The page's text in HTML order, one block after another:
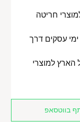
חריטה
משלוח בדואר רשום לכל הארץ עד 15 ימי עסקים דרך
למוצרי
בווטסאפ